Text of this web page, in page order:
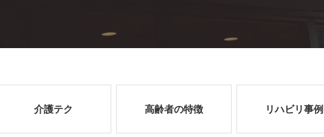
介護テク 高齢者の特徴 リハビリ事例